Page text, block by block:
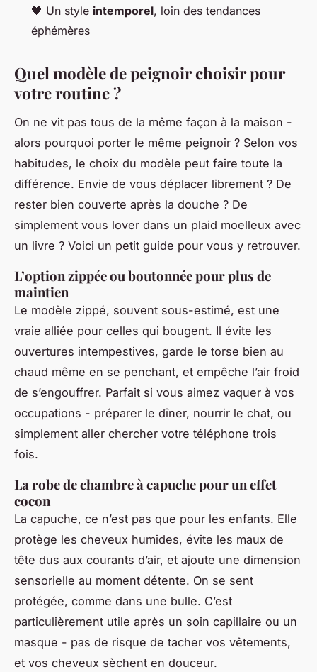
🖤 Un style intemporel, loin des tendances
éphémères
Quel modèle de peignoir choisir pour
votre routine ?
On ne vit pas tous de la même façon à la maison -
alors pourquoi porter le même peignoir ? Selon vos
habitudes, le choix du modèle peut faire toute la
différence. Envie de vous déplacer librement ? De
rester bien couverte après la douche ? De
simplement vous lover dans un plaid moelleux avec
un livre ? Voici un petit guide pour vous y retrouver.
L’option zippée ou boutonnée pour plus de
maintien
Le modèle zippé, souvent sous-estimé, est une
vraie alliée pour celles qui bougent. Il évite les
ouvertures intempestives, garde le torse bien au
chaud même en se penchant, et empêche l’air froid
de s’engouffrer. Parfait si vous aimez vaquer à vos
occupations - préparer le dîner, nourrir le chat, ou
simplement aller chercher votre téléphone trois
fois.
La robe de chambre à capuche pour un effet
cocon
La capuche, ce n’est pas que pour les enfants. Elle
protège les cheveux humides, évite les maux de
tête dus aux courants d’air, et ajoute une dimension
sensorielle au moment détente. On se sent
protégée, comme dans une bulle. C’est
particulièrement utile après un soin capillaire ou un
masque - pas de risque de tacher vos vêtements,
et vos cheveux sèchent en douceur.